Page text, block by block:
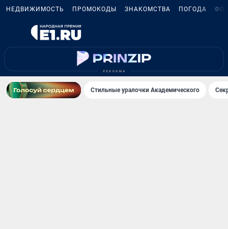
НЕДВИЖИМОСТЬ ПРОМОКОДЫ ЗНАКОМСТВА ПОГОДА
Стильные уралочки Академического